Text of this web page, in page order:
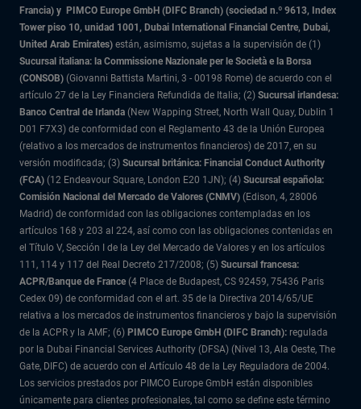
Francia) y PIMCO Europe GmbH (DIFC Branch) (sociedad n.º 9613, Index
Tower piso 10, unidad 1001, Dubai International Financial Centre, Dubai,
United Arab Emirates) están, asimismo, sujetas a la supervisión de (1)
Sucursal italiana: la Commissione Nazionale per le Società e la Borsa
(CONSOB) (Giovanni Battista Martini, 3 - 00198 Rome) de acuerdo con el
artículo 27 de la Ley Financiera Refundida de Italia; (2) Sucursal irlandesa:
Banco Central de Irlanda (New Wapping Street, North Wall Quay, Dublin 1
D01 F7X3) de conformidad con el Reglamento 43 de la Unión Europea
(relativo a los mercados de instrumentos financieros) de 2017, en su
versión modificada; (3) Sucursal británica: Financial Conduct Authority
(FCA) (12 Endeavour Square, London E20 1JN); (4) Sucursal española:
Comisión Nacional del Mercado de Valores (CNMV) (Edison, 4, 28006
Madrid) de conformidad con las obligaciones contempladas en los
artículos 168 y 203 al 224, así como con las obligaciones contenidas en
el Título V, Sección I de la Ley del Mercado de Valores y en los artículos
111, 114 y 117 del Real Decreto 217/2008; (5) Sucursal francesa:
ACPR/Banque de France (4 Place de Budapest, CS 92459, 75436 Paris
Cedex 09) de conformidad con el art. 35 de la Directiva 2014/65/UE
relativa a los mercados de instrumentos financieros y bajo la supervisión
de la ACPR y la AMF; (6) PIMCO Europe GmbH (DIFC Branch): regulada
por la Dubai Financial Services Authority (DFSA) (Nivel 13, Ala Oeste, The
Gate, DIFC) de acuerdo con el Artículo 48 de la Ley Reguladora de 2004.
Los servicios prestados por PIMCO Europe GmbH están disponibles
únicamente para clientes profesionales, tal como se define este término